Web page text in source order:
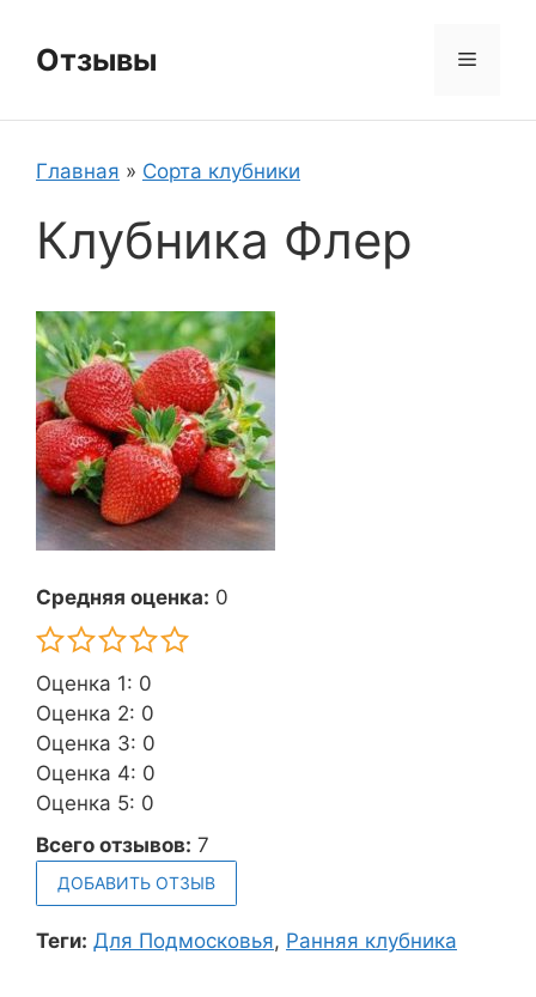
содержимому
Отзывы Меню
Главная » Сорта клубники
Клубника Флер
Средняя оценка: 0
Оценка 1: 0
Оценка 2: 0
Оценка 3: 0
Оценка 4: 0
Оценка 5: 0
Всего отзывов: 7
ДОБАВИТЬ ОТЗЫВ
Теги: Для Подмосковья, Ранняя клубника